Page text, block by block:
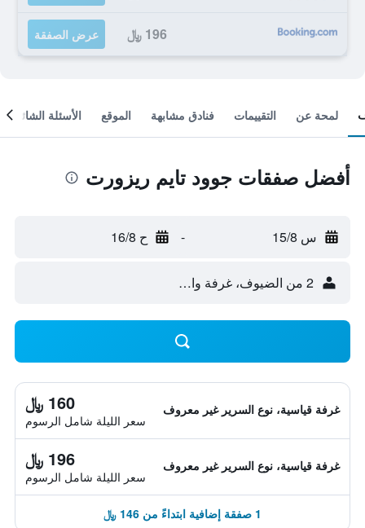
196 ﷼ عرض الصفقة
لمحة عن التقييمات فنادق مشابهة الموقع الأسئلة الشائعة
أفضل صفقات جوود تايم ريزورت
س 15/8 - ح 16/8
2 من الضيوف، غرفة واحدة
غرفة قياسية، نوع السرير غير معروف 160 ﷼
سعر الليلة شامل الرسوم
غرفة قياسية، نوع السرير غير معروف 196 ﷼
سعر الليلة شامل الرسوم
1 صفقة إضافية ابتداءً من 146 ﷼